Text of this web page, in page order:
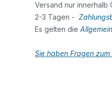
Versand nur innerhalb
2-3 Tagen -
Es gelten die
Sie haben Fragen